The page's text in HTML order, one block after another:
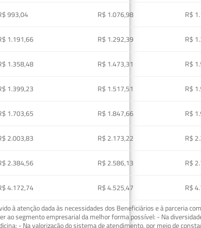
993,04 R$ 1.076,98
R$
1.191,66 R$ 1.292,39
R$
1.358,48 R$ 1.473,31
R$
1.399,23 R$ 1.517,51
R$
1.703,65 R$ 1.847,66
R$
2.003,83 R$ 2.173,22
R$
2.384,56 R$ 2.586,13
R$
4.172,74 R$ 4.525,47
R$
à atenção dada às necessidades dos Beneficiários e à parceria
segmento empresarial da melhor forma possível: - Na
- Na valorização do sistema de atendimento, por meio de